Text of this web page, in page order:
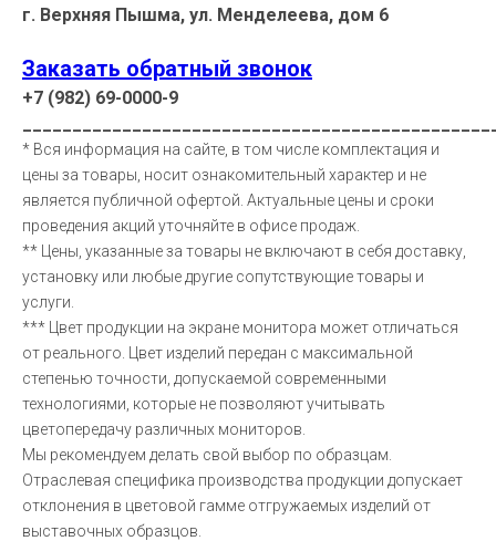
г. Верхняя Пышма, ул. Менделеева, дом 6
Заказать обратный звонок
+7 (982) 69-0000-9
* Вся информация на сайте, в том числе комплектация и
цены за товары, носит ознакомительный характер и не
является публичной офертой. Актуальные цены и сроки
проведения акций уточняйте в офисе продаж.
** Цены, указанные за товары не включают в себя доставку,
установку или любые другие сопутствующие товары и
услуги.
*** Цвет продукции на экране монитора может отличаться
от реального. Цвет изделий передан с максимальной
степенью точности, допускаемой современными
технологиями, которые не позволяют учитывать
цветопередачу различных мониторов.
Мы рекомендуем делать свой выбор по образцам.
Отраслевая специфика производства продукции допускает
отклонения в цветовой гамме отгружаемых изделий от
выставочных образцов.